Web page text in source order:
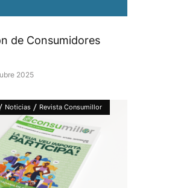
de Consumidores
2025
Noticias / Revista Consumillor